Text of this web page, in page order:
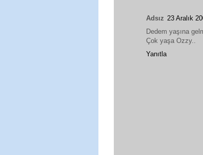
Adsız 23 Aralık
Dedem yaşına
Çok yaşa Ozzy..
Yanıtla